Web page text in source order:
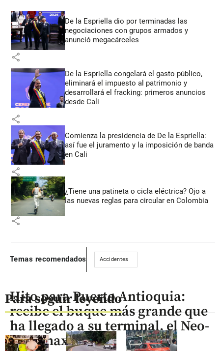
De la Espriella dio por terminadas las
negociaciones con grupos armados y
anunció megacárceles
share
De la Espriella congelará el gasto público,
eliminará el impuesto al patrimonio y
desarrollará el fracking: primeros anuncios
desde Cali
share
Comienza la presidencia de De la Espriella:
así fue el juramento y la imposición de banda
en Cali
share
¿Tiene una patineta o cicla eléctrica? Ojo a
las nuevas reglas para circular en Colombia
share
Temas recomendados Accidentes
Para seguir leyendo
Hito para Puerto Antioquia:
recibe el buque más grande que
ha llegado a su terminal, el Neo-
Panamax